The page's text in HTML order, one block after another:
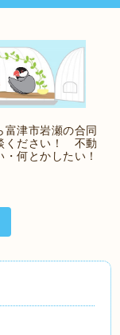
津市岩瀬の合同
ください！ 不動
何とかしたい！